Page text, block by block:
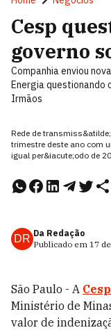
Cesp
governo
Companhia enviou
Energia questionando
Irmãos
Rede de
trimestre deste ano com
igual per&iacute;odo de
DR Da Redação
Publicado em 17
São Paulo - A Cesp
Ministério de
valor de